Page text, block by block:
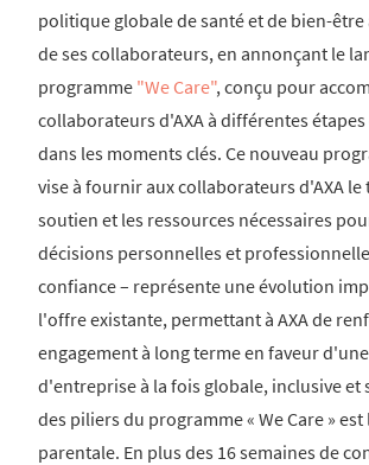
politique globale de santé et de bien-
de ses collaborateurs, en annonçant le
programme "We Care", conçu pour
collaborateurs d'AXA à différentes
dans les moments clés. Ce nouveau
vise à fournir aux collaborateurs d'AXA le
soutien et les ressources nécessaires
décisions personnelles et
confiance – représente une évolution
l'offre existante, permettant à AXA de
engagement à long terme en faveur
d'entreprise à la fois globale, inclusive et
des piliers du programme « We Care »
parentale. En plus des 16 semaines de